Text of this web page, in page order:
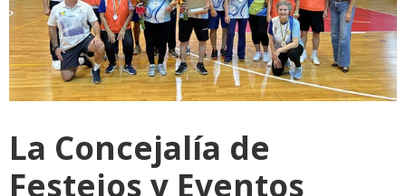
La Concejalía de
Festejos y Eventos